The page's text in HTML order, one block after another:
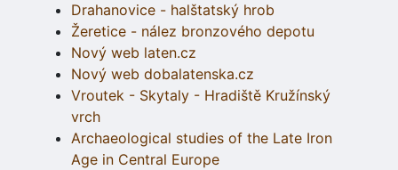
Drahanovice - halštatský hrob
Žeretice - nález bronzového depotu
Nový web laten.cz
Nový web dobalatenska.cz
Vroutek - Skytaly - Hradiště Kružínský
vrch
Archaeological studies of the Late Iron
Age in Central Europe